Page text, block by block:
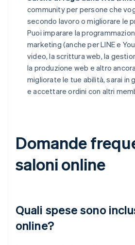
community per persone che
secondo lavoro o migliorare le
Puoi imparare la
marketing (anche per LINE e
video, la scrittura web, la
la produzione web e altro
migliorate le tue abilità, sarai in
e accettare ordini con altri
Domande
saloni online
Quali spese sono
online?